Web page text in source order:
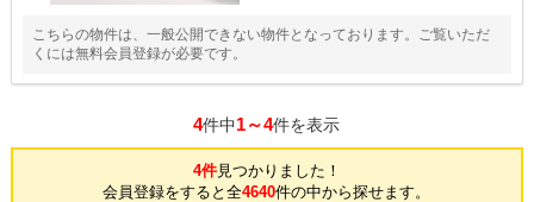
こちらの物件は、一般公開できない物件となっております。ご覧いただ
くには無料会員登録が必要です。
4件中1～4件を表示
4件見つかりました！
会員登録をすると全4640件の中から探せます。